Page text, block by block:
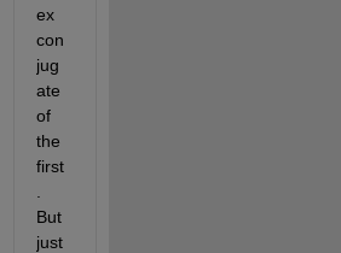
ex
con
jug
ate
of
the
first
But
just